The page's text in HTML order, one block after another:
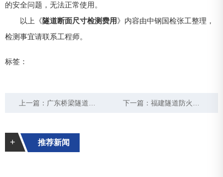
的安全问题，无法正常使用。
以上《隧道断面尺寸检测费用》内容由中钢国检张工整理，
检测事宜请联系工程师。
标签：
上一篇： 广东桥梁隧道检测单位 下一篇：福建隧道防火板检测标准
+ 推荐新闻